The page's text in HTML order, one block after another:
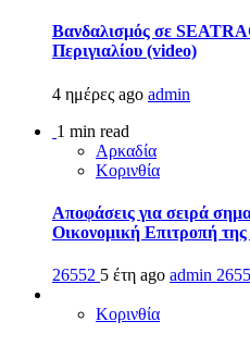
Βανδαλισμός σε
Περιγιαλίου (video)
4 ημέρες ago admin
1 min read
Αρκαδία
Κορινθία
Αποφάσεις για σειρά
Οικονομική Επιτροπή
26552 5 έτη ago admin
Κορινθία